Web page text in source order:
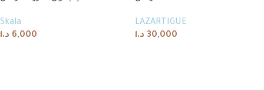
Skala
6,000 د.ا
LAZARTIGUE
30,000 د.ا